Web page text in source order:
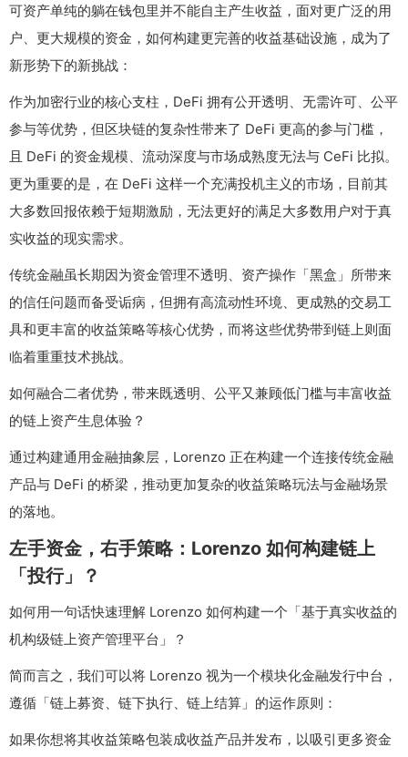
可资产单纯的躺在钱包里并不能自主产生收益，面对更广泛的用
户、更大规模的资金，如何构建更完善的收益基础设施，成为了
新形势下的新挑战：
作为加密行业的核心支柱，DeFi 拥有公开透明、无需许可、公平
参与等优势，但区块链的复杂性带来了 DeFi 更高的参与门槛，
且 DeFi 的资金规模、流动深度与市场成熟度无法与 CeFi 比拟。
更为重要的是，在 DeFi 这样一个充满投机主义的市场，目前其
大多数回报依赖于短期激励，无法更好的满足大多数用户对于真
实收益的现实需求。
传统金融虽长期因为资金管理不透明、资产操作「黑盒」所带来
的信任问题而备受诟病，但拥有高流动性环境、更成熟的交易工
具和更丰富的收益策略等核心优势，而将这些优势带到链上则面
临着重重技术挑战。
如何融合二者优势，带来既透明、公平又兼顾低门槛与丰富收益
的链上资产生息体验？
通过构建通用金融抽象层，Lorenzo 正在构建一个连接传统金融
产品与 DeFi 的桥梁，推动更加复杂的收益策略玩法与金融场景
的落地。
左手资金，右手策略：Lorenzo 如何构建链上
「投行」？
如何用一句话快速理解 Lorenzo 如何构建一个「基于真实收益的
机构级链上资产管理平台」？
简而言之，我们可以将 Lorenzo 视为一个模块化金融发行中台，
遵循「链上募资、链下执行、链上结算」的运作原则：
如果你想将其收益策略包装成收益产品并发布，以吸引更多资金